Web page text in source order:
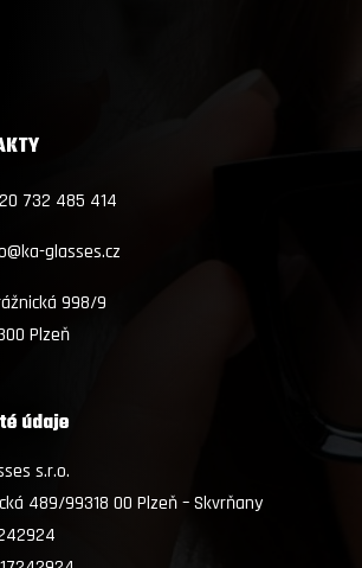
732 485 414
glasses.cz
998/9
Plzeň
údaje
s.r.o.
489/99318 00 Plzeň – Skvrňany